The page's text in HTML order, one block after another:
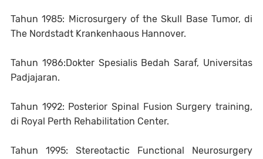
Tahun 1985: Microsurgery of the Skull Base Tumor, di
The Nordstadt Krankenhaous Hannover.
Tahun 1986:Dokter Spesialis Bedah Saraf, Universitas
Padjajaran.
Tahun 1992: Posterior Spinal Fusion Surgery training,
di Royal Perth Rehabilitation Center.
Tahun 1995: Stereotactic Functional Neurosurgery